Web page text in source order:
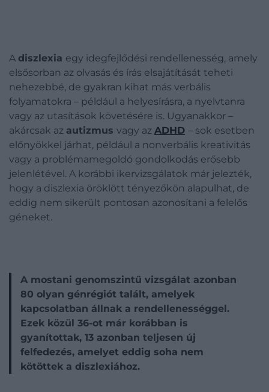
A diszlexia egy idegfejlődési rendellenesség, amely
elsősorban az olvasás és írás elsajátítását teheti
nehezebbé, de gyakran kihat más verbális
folyamatokra – például a helyesírásra, a nyelvtanra
vagy az utasítások követésére is. Ugyanakkor –
akárcsak az autizmus vagy az ADHD – sok esetben
előnyökkel járhat, például a nonverbális kreativitás
vagy a problémamegoldó gondolkodás erősebb
jelenlétével. A korábbi ikervizsgálatok már jelezték,
hogy a diszlexia öröklött tényezőkön alapulhat, de
eddig nem sikerült pontosan azonosítani a felelős
géneket.
A mostani genomszintű vizsgálat azonban
80 olyan génrégiót talált, amelyek
kapcsolatban állnak a rendellenességgel.
Ezek közül 36-ot már korábban is
gyanítottak, 13 azonban teljesen új
felfedezés, amelyet eddig soha nem
kötöttek a diszlexiához.